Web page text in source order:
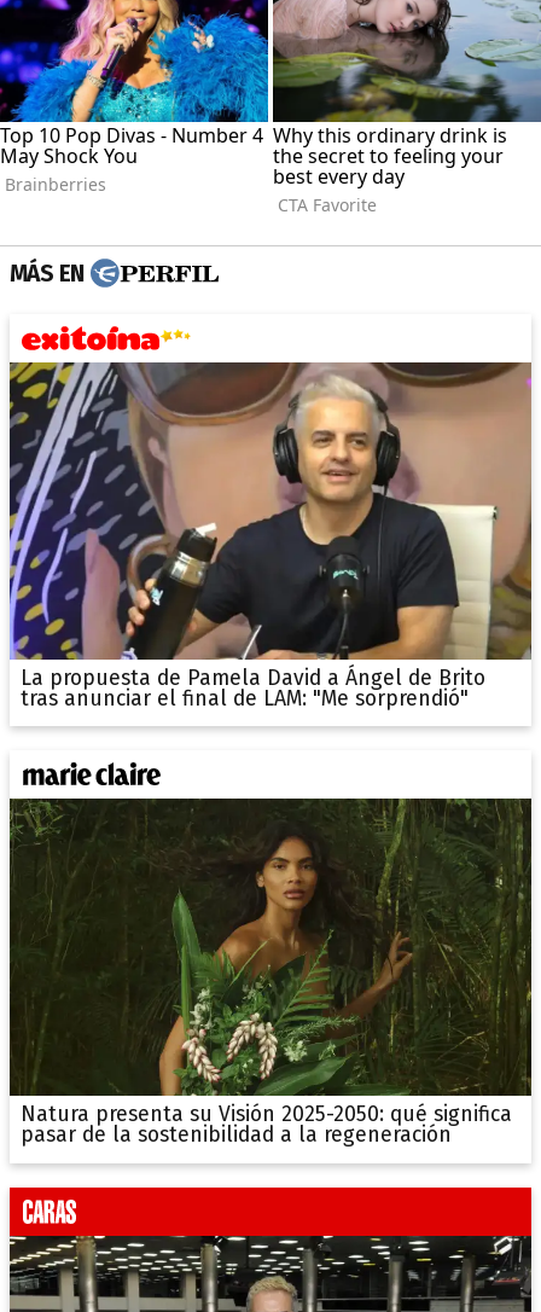
MÁS EN
La propuesta de Pamela David a Ángel de Brito
tras anunciar el final de LAM: "Me sorprendió"
Natura presenta su Visión 2025-2050: qué significa
pasar de la sostenibilidad a la regeneración